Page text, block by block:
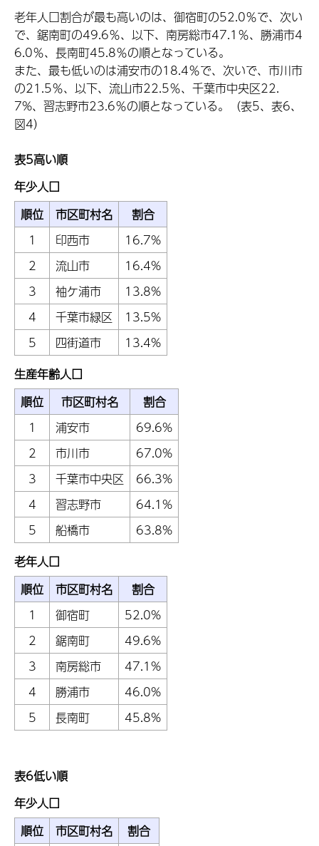
老年人口割合が最も高いのは、御宿町の52.0％で、次い
で、鋸南町の49.6％、以下、南房総市47.1％、勝浦市4
6.0％、長南町45.8％の順となっている。
また、最も低いのは浦安市の18.4％で、次いで、市川市
の21.5％、以下、流山市22.5％、千葉市中央区22.
7%、習志野市23.6％の順となっている。（表5、表6、
図4）
表5高い順
順位 市区町村名 割合
年少人口
1 印西市
16.7%
2
流山市
16.4%
3
袖ケ浦市
13.8%
4
千葉市緑区
13.5%
5
四街道市 13.4%
順位 市区町村名 割合
生産年齢人口
1 浦安市
69.6%
2
市川市
67.0%
3
千葉市中央区
66.3%
4
習志野市
64.1%
5
船橋市 63.8%
順位 市区町村名 割合
老年人口
1 御宿町
52.0%
2
鋸南町
49.6%
3
南房総市
47.1%
4
勝浦市
46.0%
5
長南町 45.8%
表6低い順
順位 市区町村名 割合
年少人口